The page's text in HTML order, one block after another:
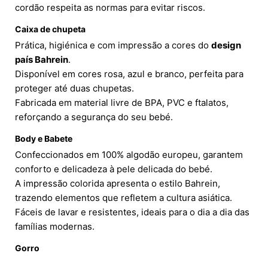
cordão respeita as normas para evitar riscos.
Caixa de chupeta
Prática, higiénica e com impressão a cores do design
país Bahrein.
Disponível em cores rosa, azul e branco, perfeita para
proteger até duas chupetas.
Fabricada em material livre de BPA, PVC e ftalatos,
reforçando a segurança do seu bebé.
Body e Babete
Confeccionados em 100% algodão europeu, garantem
conforto e delicadeza à pele delicada do bebé.
A impressão colorida apresenta o estilo Bahrein,
trazendo elementos que refletem a cultura asiática.
Fáceis de lavar e resistentes, ideais para o dia a dia das
famílias modernas.
Gorro